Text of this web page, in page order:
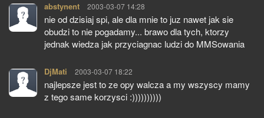
abstynent pisze:
2003-03-07 14:28
nie od dzisiaj spi, ale dla mnie to juz nawet jak sie
obudzi to nie pogadamy... brawo dla tych, ktorzy
jednak wiedza jak przyciagnac ludzi do MMSowania
DjMati pisze:
2003-03-07 18:22
najlepsze jest to ze opy walcza a my wszyscy mamy
z tego same korzysci :))))))))))